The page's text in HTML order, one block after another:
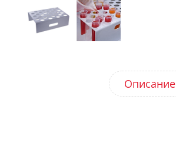
Описание